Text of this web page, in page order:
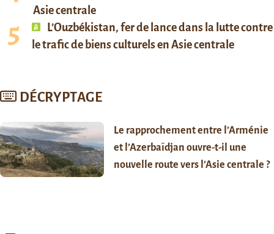
Asie centrale
L’Ouzbékistan, fer de lance dans la lutte contre
le trafic de biens culturels en Asie centrale
DÉCRYPTAGE
Le rapprochement entre l’Arménie
et l’Azerbaïdjan ouvre-t-il une
nouvelle route vers l’Asie centrale ?